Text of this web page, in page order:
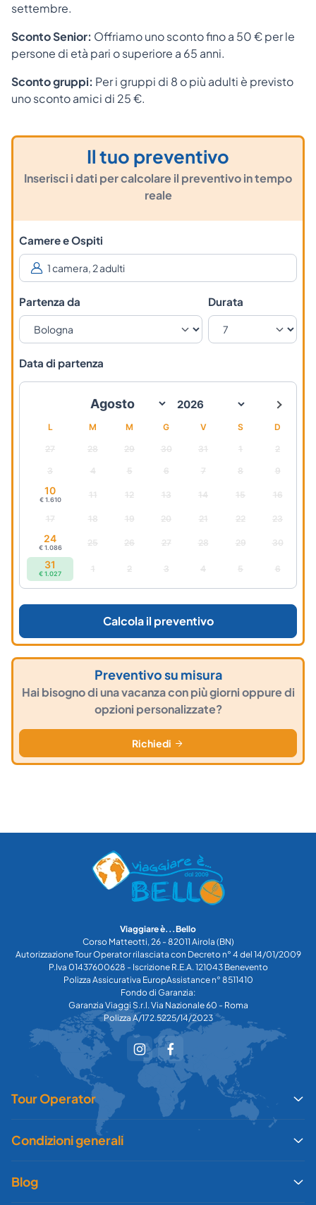
settembre.
Sconto Senior: Offriamo uno sconto fino a 50 € per le
persone di età pari o superiore a 65 anni.
Sconto gruppi: Per i gruppi di 8 o più adulti è previsto
uno sconto amici di 25 €.
Il tuo preventivo
Inserisci i dati per calcolare il preventivo in tempo
reale
Camere e Ospiti
Partenza da Durata
Data di partenza
L M M G V S D
27 28 29 30 31 1 2
3 4 5 6 7 8 9
10
€ 1.610 11 12 13 14 15 16
17 18 19 20 21 22 23
24
€ 1.086 25 26 27 28 29 30
31
€ 1.027 1 2 3 4 5 6
Calcola il preventivo
Preventivo su misura
Hai bisogno di una vacanza con più giorni oppure di
opzioni personalizzate?
Richiedi
Viaggiare è...Bello
Corso Matteotti, 26 - 82011 Airola (BN)
Autorizzazione Tour Operator rilasciata con Decreto n° 4 del 14/01/2009
P.Iva 01437600628 - Iscrizione R.E.A. 121043 Benevento
Polizza Assicurativa EuropAssistance n° 8511410
Fondo di Garanzia:
Garanzia Viaggi S.r.l. Via Nazionale 60 - Roma
Polizza A/172.5225/14/2023
Tour Operator
Condizioni generali
Blog